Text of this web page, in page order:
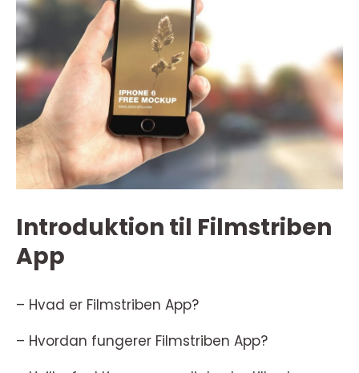
Introduktion til Filmstriben
App
– Hvad er Filmstriben App?
– Hvordan fungerer Filmstriben App?